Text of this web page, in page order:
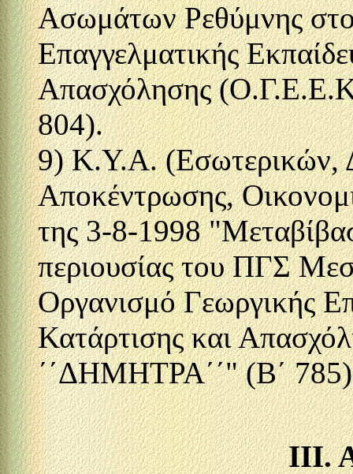
Ασωμάτων Ρεθύμνης
Επαγγελματικής
Απασχόλησης
804).
9) Κ.Υ.Α. (Εσωτερικών,
Αποκέντρωσης,
της 3-8-1998
περιουσίας του ΠΓΣ
Οργανισμό Γεωργικής
Κατάρτισης και
΄΄ΔΗΜΗΤΡΑ΄΄" (Β΄